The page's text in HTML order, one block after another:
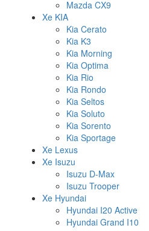
Mazda CX9
Xe KIA
Kia Cerato
Kia K3
Kia Morning
Kia Optima
Kia Rio
Kia Rondo
Kia Seltos
Kia Soluto
Kia Sorento
Kia Sportage
Xe Lexus
Xe Isuzu
Isuzu D-Max
Isuzu Trooper
Xe Hyundai
Hyundai I20 Active
Hyundai Grand I10